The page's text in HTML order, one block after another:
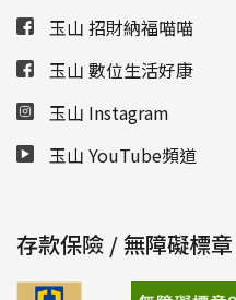
玉山 招財納福喵喵
玉山 數位生活好康
玉山 Instagram
玉山 YouTube頻道
存款保險 / 無障礙標章